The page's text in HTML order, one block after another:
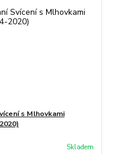
s Mlhovkami
Skladem